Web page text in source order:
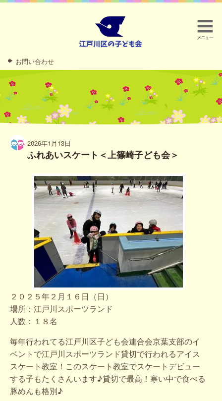
お問い合わせ
2026年1月13日
ふれあいスケート＜上篠崎子ども会＞
２０２５年２月１６日（日）
場所：江戸川スポーツランド
人数：１８名
毎年行われてる江戸川区子ども会連合会京葉支部のイ
ベントで江戸川スポーツランド貸切で行われるアイス
スケート教室！このスケート教室でスケートデビュー
する子もたくさんいます♪貸切で最高！寒い中で食べる
豚めんも格別♪